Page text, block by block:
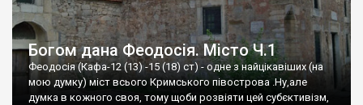
Богом дана Феодосія. Місто Ч.1
Феодосія (Кафа-12 (13) -15 (18) ст) - одне з найцікавіших (на
мою думку) міст всього Кримського півострова .Ну,але
думка в кожного своя, тому щоби розвіяти цей субєктивізм,